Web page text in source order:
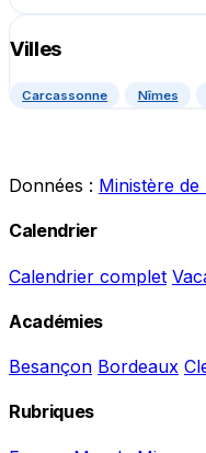
Villes
Carcassonne Nîmes
Données : Ministère
Calendrier
Calendrier complet
Académies
Besançon Bordeaux
Rubriques